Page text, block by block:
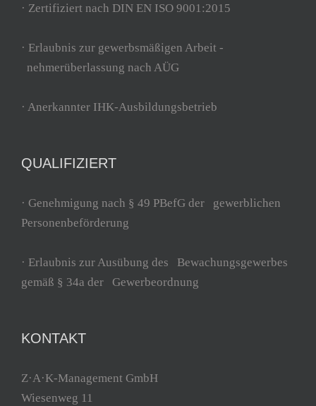
· Zertifiziert nach DIN EN ISO 9001:2015
· Erlaubnis zur gewerbsmäßigen Arbeit -
nehmerüberlassung nach AÜG
· Anerkannter IHK-Ausbildungsbetrieb
QUALIFIZIERT
· Genehmigung nach § 49 PBefG der gewerblichen
Personenbeförderung
· Erlaubnis zur Ausübung des Bewachungsgewerbes
gemäß § 34a der Gewerbeordnung
KONTAKT
Z·A·K-Management GmbH
Wiesenweg 11